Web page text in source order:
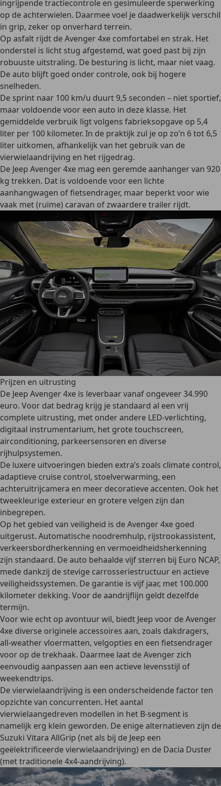
ingrijpende tractiecontrole en gesimuleerde sperwerking
op de achterwielen. Daarmee voel je daadwerkelijk verschil
in grip, zeker op onverhard terrein.
Op asfalt rijdt de Avenger 4xe comfortabel en strak. Het
onderstel is licht stug afgestemd, wat goed past bij zijn
robuuste uitstraling. De besturing is licht, maar niet vaag.
De auto blijft goed onder controle, ook bij hogere
snelheden.
De sprint naar 100 km/u duurt 9,5 seconden – niet sportief,
maar voldoende voor een auto in deze klasse. Het
gemiddelde verbruik ligt volgens fabrieksopgave op 5,4
liter per 100 kilometer. In de praktijk zul je op zo’n 6 tot 6,5
liter uitkomen, afhankelijk van het gebruik van de
vierwielaandrijving en het rijgedrag.
De Jeep Avenger 4xe mag een geremde aanhanger van 920
kg trekken. Dat is voldoende voor een lichte
aanhangwagen of fietsendrager, maar beperkt voor wie
vaak met (ruime) caravan of zwaardere trailer rijdt.
Prijzen en uitrusting
De Jeep Avenger 4xe is leverbaar vanaf ongeveer 34.990
euro. Voor dat bedrag krijg je standaard al een vrij
complete uitrusting, met onder andere LED-verlichting,
digitaal instrumentarium, het grote touchscreen,
airconditioning, parkeersensoren en diverse
rijhulpsystemen.
De luxere uitvoeringen bieden extra’s zoals climate control,
adaptieve cruise control, stoelverwarming, een
achteruitrijcamera en meer decoratieve accenten. Ook het
tweekleurige exterieur en grotere velgen zijn dan
inbegrepen.
Op het gebied van veiligheid is de Avenger 4xe goed
uitgerust. Automatische noodremhulp, rijstrookassistent,
verkeersbordherkenning en vermoeidheidsherkenning
zijn standaard. De auto behaalde vijf sterren bij Euro NCAP,
mede dankzij de stevige carrosseriestructuur en actieve
veiligheidssystemen. De garantie is vijf jaar, met 100.000
kilometer dekking. Voor de aandrijflijn geldt dezelfde
termijn.
Voor wie echt op avontuur wil, biedt Jeep voor de Avenger
4xe diverse originele accessoires aan, zoals dakdragers,
all-weather vloermatten, velgopties en een fietsendrager
voor op de trekhaak. Daarmee laat de Avenger zich
eenvoudig aanpassen aan een actieve levensstijl of
weekendtrips.
De vierwielaandrijving is een onderscheidende factor ten
opzichte van concurrenten. Het aantal
vierwielaangedreven modellen in het B-segment is
namelijk erg klein geworden. De enige alternatieven zijn de
Suzuki Vitara AllGrip (net als bij de Jeep een
geëlektrificeerde vierwielaandrijving) en de Dacia Duster
(met traditionele 4x4-aandrijving).